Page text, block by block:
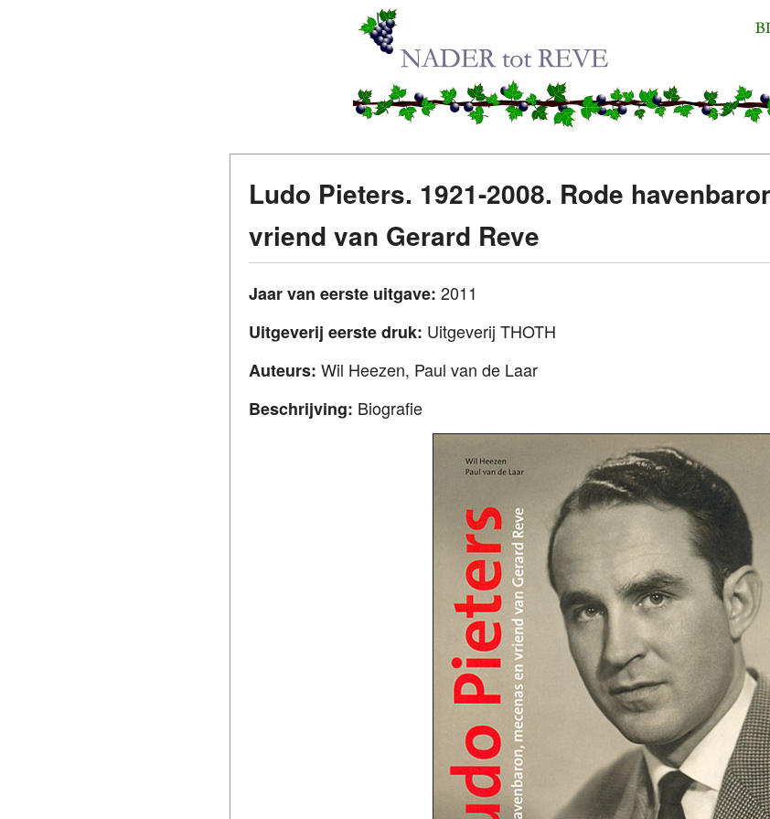
Ludo Pieters. 1921-2008. Rode
vriend van Gerard Reve
Jaar van eerste uitgave: 2011
Uitgeverij eerste druk: Uitgeverij THOTH
Auteurs: Wil Heezen, Paul van de Laar
Beschrijving: Biografie